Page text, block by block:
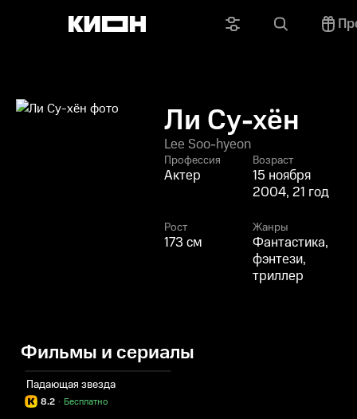
Ли Су-хён
Lee Soo-hyeon
Профессия
Актер
Возраст
15 ноября
2004, 21 год
Рост
173 см
Жанры
Фантастика,
фэнтези,
триллер
Фильмы и сериалы
Падающая звезда
8.2 Бесплатно
·